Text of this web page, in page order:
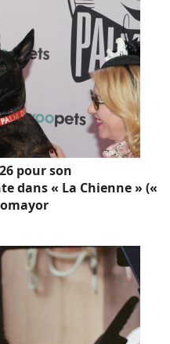
pour son
dans « La Chienne » («